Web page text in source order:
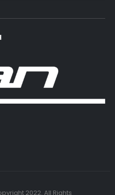
2022. All Rights